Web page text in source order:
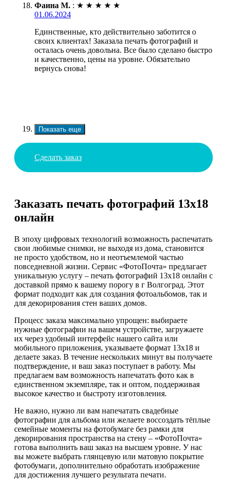
Фаина М. : ★ ★ ★ ★ ★
01.06.2024
Единственные, кто действительно заботится о
своих клиентах! Заказала печать фотографий и
осталась очень довольна. Все было сделано быстро
и качественно, цены на уровне. Обязательно
вернусь снова!
Показать еще
Сделать заказ
Заказать печать фотографий 13х18
онлайн
В эпоху цифровых технологий возможность распечатать
свои любимые снимки, не выходя из дома, становится
не просто удобством, но и неотъемлемой частью
повседневной жизни. Сервис «ФотоПочта» предлагает
уникальную услугу – печать фотографий 13х18 онлайн с
доставкой прямо к вашему порогу в г Волгоград. Этот
формат подходит как для создания фотоальбомов, так и
для декорирования стен ваших домов.
Процесс заказа максимально упрощен: выбираете
нужные фотографии на вашем устройстве, загружаете
их через удобный интерфейс нашего сайта или
мобильного приложения, указываете формат 13х18 и
делаете заказ. В течение нескольких минут вы получаете
подтверждение, и ваш заказ поступает в работу. Мы
предлагаем вам возможность напечатать фото как в
единственном экземпляре, так и оптом, поддерживая
высокое качество и быстроту изготовления.
Не важно, нужно ли вам напечатать свадебные
фотографии для альбома или желаете воссоздать тёплые
семейные моменты на фотобумаге без рамки для
декорирования пространства на стену – «ФотоПочта»
готова выполнить ваш заказ на высшем уровне. У нас
вы можете выбрать глянцевую или матовую покрытие
фотобумаги, дополнительно обработать изображение
для достижения лучшего результата печати.